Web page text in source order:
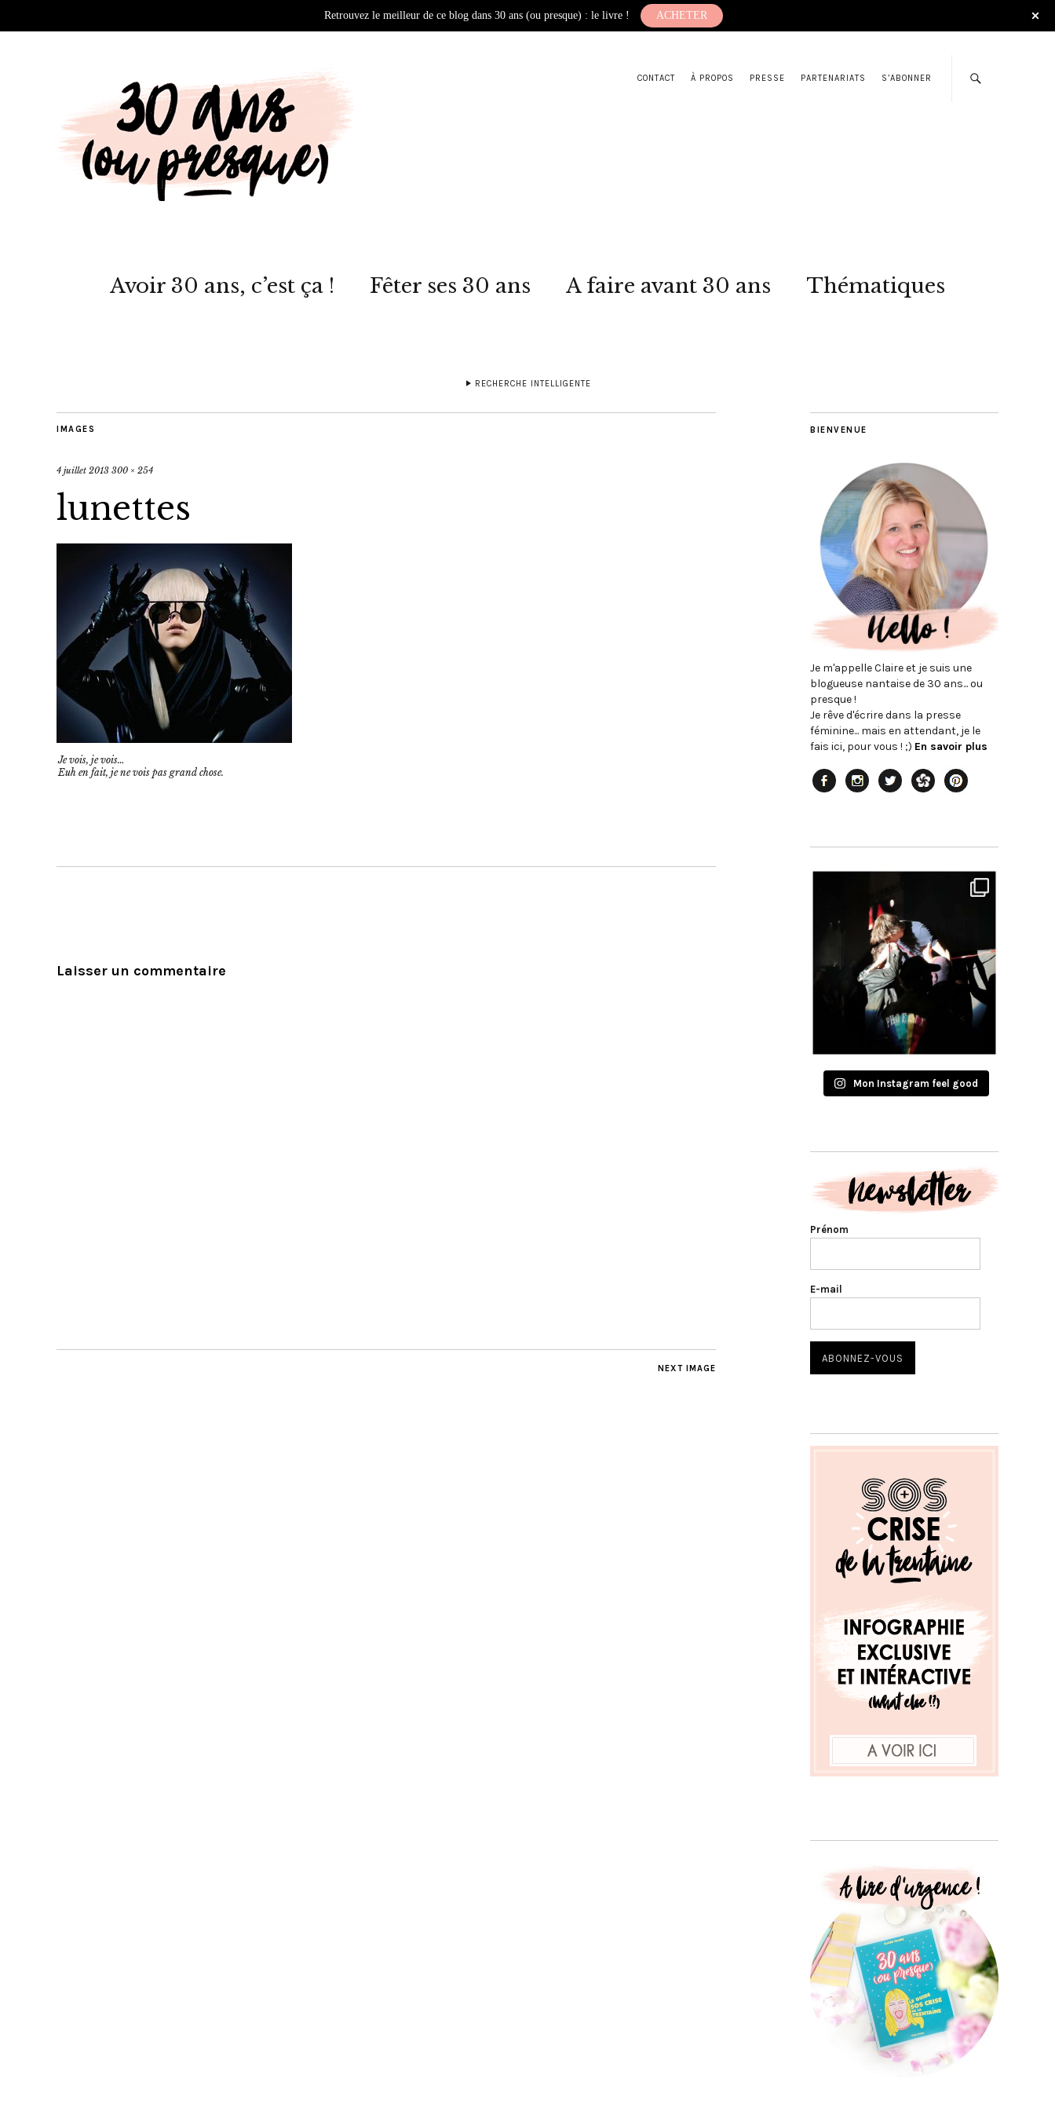
CONTACT À PROPOS PRESSE PARTENARIATS S’ABONNER
Avoir 30 ans, c’est ça ! Fêter ses 30 ans A faire avant 30 ans Thématiques
RECHERCHE INTELLIGENTE
IMAGES
4 juillet 2013 300 × 254
lunettes
Je vois, je vois…
Euh en fait, je ne vois pas grand chose.
Laisser un commentaire
NEXT IMAGE
BIENVENUE
Je m'appelle Claire et je suis une
blogueuse nantaise de 30 ans... ou
presque !
Je rêve d'écrire dans la presse
féminine... mais en attendant, je le
fais ici, pour vous ! ;) En savoir plus
Mon Instagram feel good
Prénom
E-mail
Retrouvez le meilleur de ce blog dans 30 ans (ou presque) : le livre ! ACHETER